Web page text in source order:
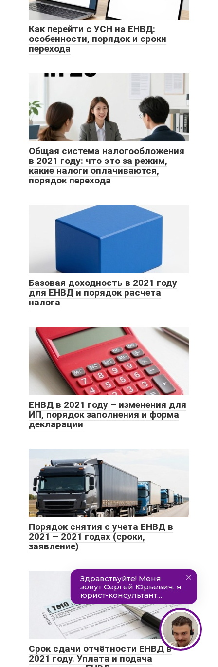
Как перейти с УСН на ЕНВД:
особенности, порядок и сроки
перехода
Общая система налогообложения
в 2021 году: что это за режим,
какие налоги оплачиваются,
порядок перехода
Базовая доходность в 2021 году
для ЕНВД и порядок расчета
налога
ЕНВД в 2021 году – изменения для
ИП, порядок заполнения и форма
декларации
Порядок снятия с учета ЕНВД в
2021 – 2021 годах (сроки,
заявление)
Срок сдачи отчётности ЕНВД в
2021 году. Уплата и подача